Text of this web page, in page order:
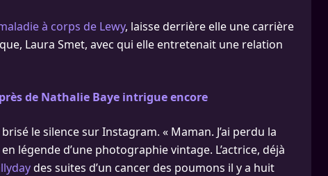
à corps de Lewy, laisse derrière elle une carrière
Laura Smet, avec qui elle entretenait une relation
de Nathalie Baye intrigue encore
le silence sur Instagram. « Maman. J’ai perdu la
légende d’une photographie vintage. L’actrice, déjà
des suites d’un cancer des poumons il y a huit